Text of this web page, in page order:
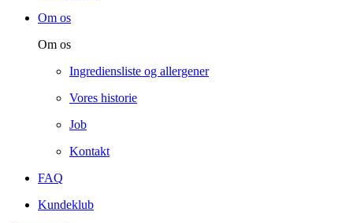
Om os
Om os
Ingrediensliste og allergener
Vores historie
Job
Kontakt
FAQ
Kundeklub